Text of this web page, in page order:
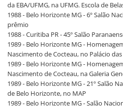
da EBA/UFMG, na UFMG. Escola de
1988 - Belo Horizonte MG - 6º Salão
prêmio
1988 - Curitiba PR - 45º Salão
1989 - Belo Horizonte MG -
Nascimento de Cocteau, no Palácio
1989 - Belo Horizonte MG -
Nascimento de Cocteau, na Galeria
1989 - Belo Horizonte MG - 21º Salão
de Belo Horizonte, no MAP
1989 - Belo Horizonte MG - Salão